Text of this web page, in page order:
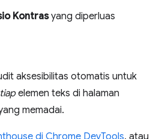
Kontrasyang diperluas
aksesibilitas otomatis untuk
elemen teks di halaman
memadai.